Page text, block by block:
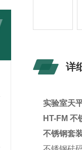
详
实验室天
HT-FM 不
不锈钢套